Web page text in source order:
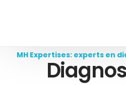
MH Expertises: experts en